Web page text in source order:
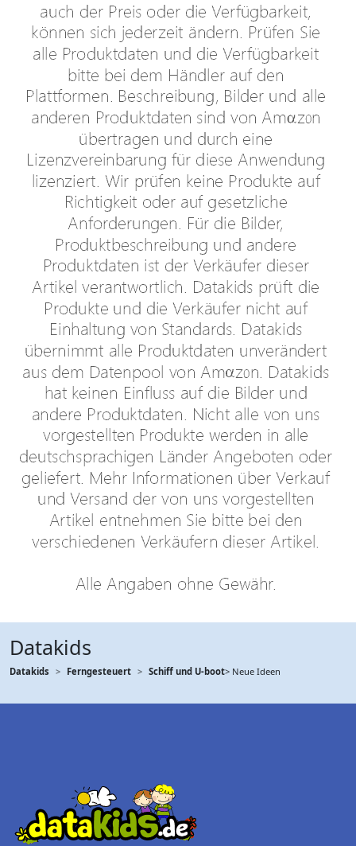
Datakids
Datakids Ferngesteuert Schiff und U-boot> Neue Ideen